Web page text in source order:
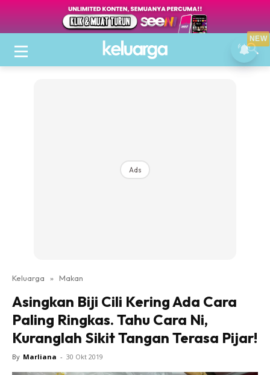
Ads
Keluarga » Makan
Asingkan Biji Cili Kering Ada Cara
Paling Ringkas. Tahu Cara Ni,
Kuranglah Sikit Tangan Terasa Pijar!
By Marliana - 30 Okt 2019
NEW